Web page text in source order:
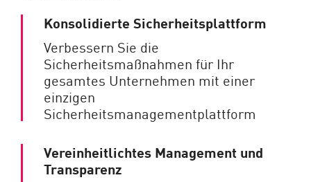
Konsolidierte Sicherheitsplattform
Verbessern Sie die
Sicherheitsmaßnahmen für Ihr
gesamtes Unternehmen mit einer
einzigen
Sicherheitsmanagementplattform
Vereinheitlichtes Management und
Transparenz